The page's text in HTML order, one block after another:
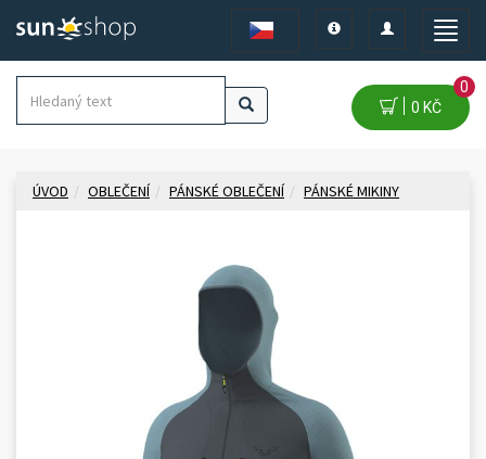
Toggle
Toggle
navigation
Toggle
0 KČ
0
ÚVOD OBLEČENÍ PÁNSKÉ OBLEČENÍ PÁNSKÉ MIKINY